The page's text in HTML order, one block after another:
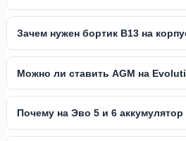
Зачем нужен бортик B13 на
Можно ли ставить AGM на
Почему на Эво 5 и 6